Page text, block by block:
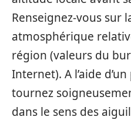
Renseignez-vous sur
atmosphérique
région (valeurs du
Internet). A l’aide
tournez
dans le sens des